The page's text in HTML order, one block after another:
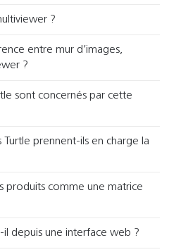
?
entre mur d’images,
?
sont concernés par cette
Turtle prennent-ils en charge la
produits comme une matrice
il depuis une interface web ?